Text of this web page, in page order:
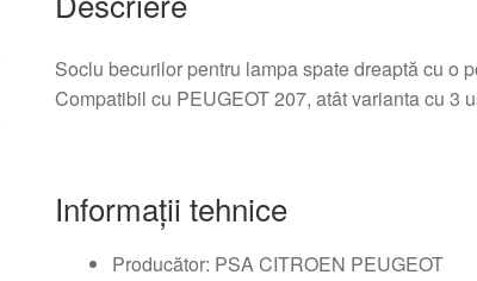
Soclu becurilor pentru lampa spate dreaptă cu o
Compatibil cu PEUGEOT 207, atât varianta cu 3
Informații tehnice
Producător: PSA CITROEN PEUGEOT